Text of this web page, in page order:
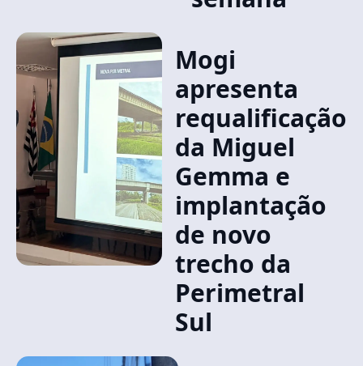
Mogi
apresenta
requalificação
da Miguel
Gemma e
implantação
de novo
trecho da
Perimetral
Sul